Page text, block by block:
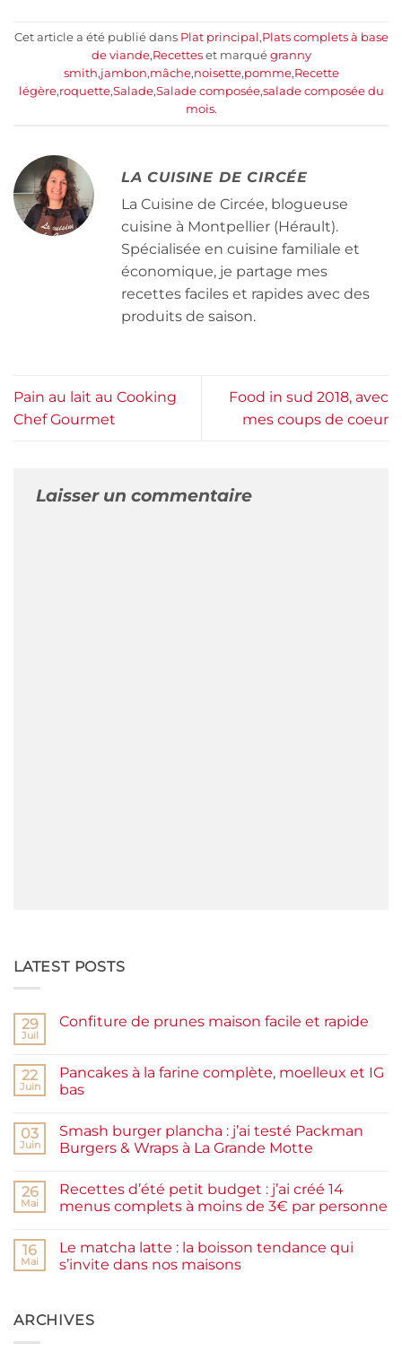
Cet article a été publié dans Plat principal,Plats complets à base
de viande,Recetteset marqué granny
smith,jambon,mâche,noisette,pomme,Recette
légère,roquette,Salade,Salade composée,salade composée du
mois.
LA CUISINE DE CIRCÉE
La Cuisine de Circée, blogueuse
cuisine à Montpellier (Hérault).
Spécialisée en cuisine familiale et
économique, je partage mes
recettes faciles et rapides avec des
produits de saison.
Pain au lait au Cooking
Chef Gourmet
Food in sud 2018, avec
mes coups de coeur
Laisser un commentaire
LATEST POSTS
29
Juil
Confiture de prunes maison facile et rapide
Confiture
de
prunes
et
rapide
22
Juin
Pancakes à la farine complète, moelleux et IG
bas
sur
Pancakes
à
complète,
moelleux
et
03
Juin
Smash burger plancha : j’ai testé Packman
Burgers & Wraps à La Grande Motte
sur
Smash
burger
testé
Packman
Burgers &
Grande
Motte
26
Mai
Recettes d’été petit budget : j’ai créé 14
menus complets à moins de 3€ par personne
sur
Recettes
d’été
j’ai
créé
16
Mai
Le matcha latte : la boisson tendance qui
s’invite dans nos maisons
Le
matcha
ARCHIVES